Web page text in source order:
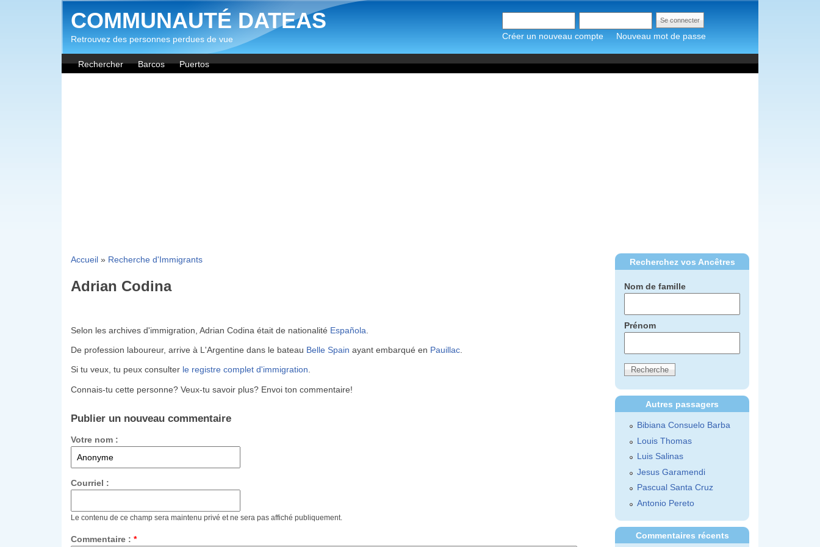
Aller au contenu principal
Créer un nouveau compte Nouveau mot de passe
COMMUNAUTÉ DATEAS
Retrouvez des personnes perdues de vue
Rechercher Barcos Puertos
Accueil» Recherche d'Immigrants
Adrian Codina
Selon les archives d'immigration, Adrian Codina était de nationalité Española
De profession laboureur, arrive à L'Argentine dans le bateau Belle Spain ayant embarqué en Pauillac.
Si tu veux, tu peux consulter le registre complet d'immigration.
Connais-tu cette personne? Veux-tu savoir plus? Envoi ton commentaire!
Publier un nouveau commentaire
Votre nom :
Courriel :
Le contenu de ce champ sera maintenu privé et ne sera pas affiché publiquement.
Commentaire : *
Recherchez vos Ancêtres
Nom de famille
Prénom
Autres passagers
Bibiana Consuelo Barba
Louis Thomas
Luis Salinas
Jesus Garamendi
Pascual Santa Cruz
Antonio Pereto
Commentaires récents